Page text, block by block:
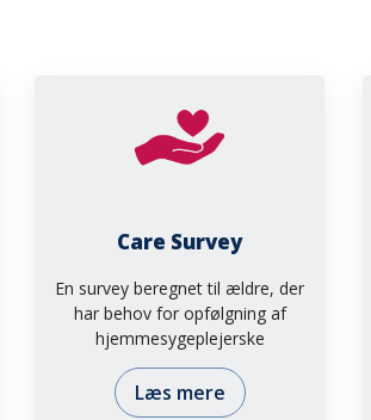
Care Survey
En survey beregnet til ældre, der
har behov for opfølgning af
hjemmesygeplejerske
Læs mere